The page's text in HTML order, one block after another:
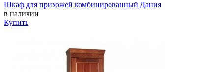
Шкаф для прихожей комбинированный Дания
в наличии
Купить